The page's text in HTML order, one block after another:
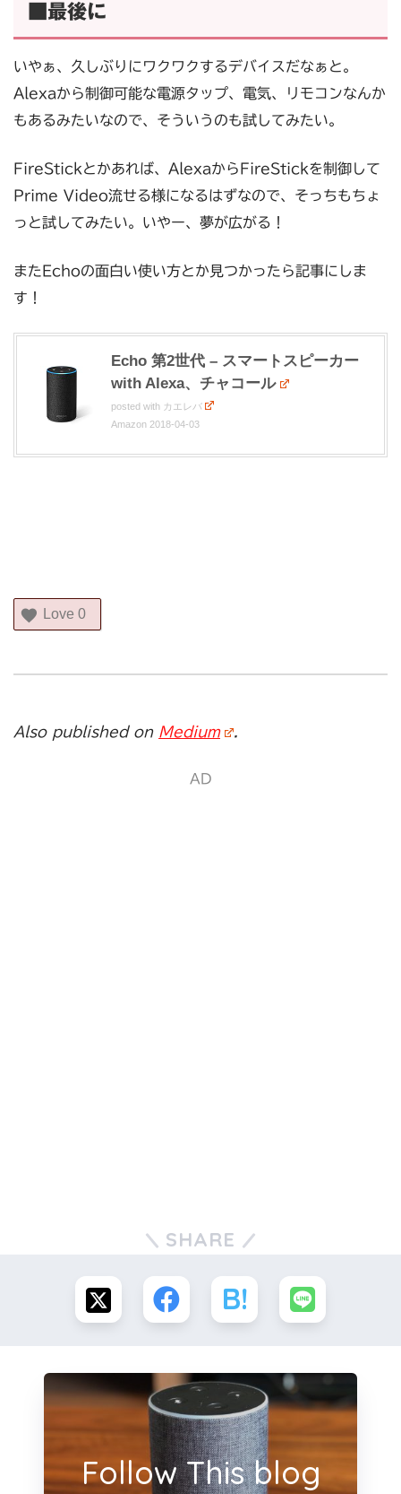
■最後に
いやぁ、久しぶりにワクワクするデバイスだなぁと。
Alexaから制御可能な電源タップ、電気、リモコンなんか
もあるみたいなので、そういうのも試してみたい。
FireStickとかあれば、AlexaからFireStickを制御して
Prime Video流せる様になるはずなので、そっちもちょ
っと試してみたい。いやー、夢が広がる！
またEchoの面白い使い方とか見つかったら記事にしま
す！
Echo 第2世代 – スマートスピーカー
with Alexa、チャコール
posted with カエレバ
Amazon 2018-04-03
Love 0
Also published on Medium .
AD
SHARE
Follow This blog